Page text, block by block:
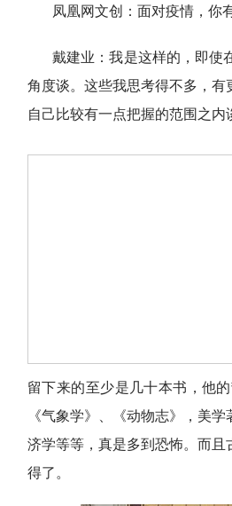
凤凰网文创：面对疫情，你
戴建业：我是这样的，即使
角度谈。这些我思考得不多，
自己比较有一点把握的范围之内
留下来的至少是几十本书，他
《气象学》、《动物志》，美
济学等等，真是多到恐怖。而
得了。